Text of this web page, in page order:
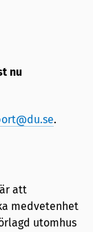
nu
.
att
medvetenhet
utomhus